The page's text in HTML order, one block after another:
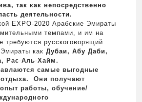
так как непосредственно
деятельности.
EXPO-2020 Арабские Эмираты
темпами, и им на
требуются русскоговорящий
Эмираты какДубаи, Абу Даби,
Рас-Аль-Хайм.
самые выгодные
Oни получают
работы, обучение/